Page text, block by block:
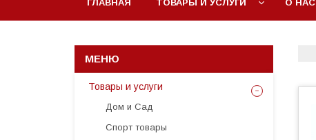
ГЛАВНАЯ ТОВАРЫ И УСЛУГИ О НАС
Товары и услуги
Дом и Сад
Спорт товары